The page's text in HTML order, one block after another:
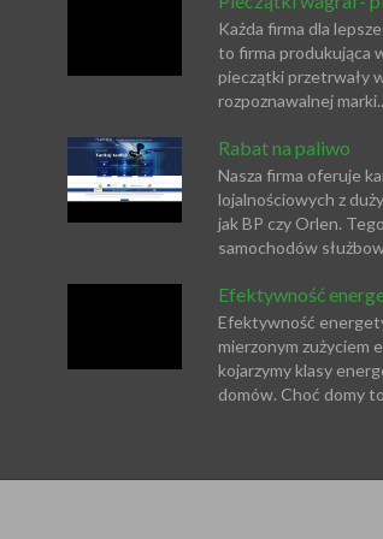
Każda firma dla
to firma produkująca
pieczątki przetrwały
rozpoznawalnej
Rabat na paliwo
Nasza firma oferuje
lojalnościowych z
jak BP czy Orlen.
samochodów
Efektywność
Efektywność
mierzonym zużyciem
kojarzymy klasy
domów. Choć domy